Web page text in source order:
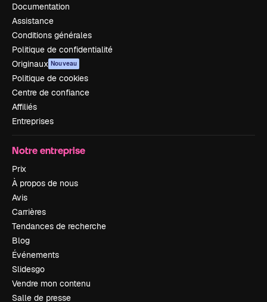
Documentation
Assistance
Conditions générales
Politique de confidentialité
Originaux Nouveau
Politique de cookies
Centre de confiance
Affiliés
Entreprises
Notre entreprise
Prix
À propos de nous
Avis
Carrières
Tendances de recherche
Blog
Événements
Slidesgo
Vendre mon contenu
Salle de presse